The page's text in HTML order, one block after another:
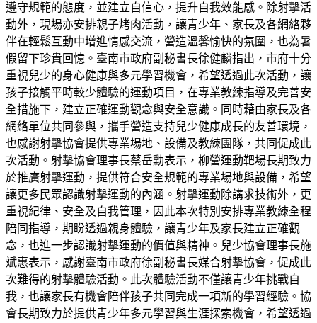
遵守規範的態度，並建立自信心，提升自我效能感。除射擊活
動外，現場亦安排親子烤肉活動，讓青少年、家長及各網絡夥
伴在輕鬆互動中增進情感交流，營造溫馨愉快的氛圍，也為暑
假留下珍貴回憶。臺南市政府副秘書長徐健麟指出，市府十分
重視兒少的身心健康與多元學習機會，希望透過此次活動，讓
孩子接觸平時較少體驗的運動項目，在專業教練指導及完善安
全措施下，建立正確運動觀念與安全意識。同時藉由家長及各
網絡單位共同參與，攜手營造支持兒少健康成長的友善環境，
也感謝射擊協會提供專業場地、設備及教練團隊，共同促成此
次活動。射擊協會理事長蔡岳勳表示，柳營運動靶場長期致力
於推廣射擊運動，提供符合安全規範的專業場地與設備，希望
讓更多民眾認識射擊運動的內涵。射擊運動除講求技術外，更
重視紀律、安全及自我管理，因此本次特別安排專業教練全程
陪同指導，期盼透過親身體驗，讓青少年及家長建立正確觀
念，也進一步認識射擊運動的價值與精神。兒少協會理事長施
斌惠表示，感謝臺南市政府徐副秘書長媒合射擊協會，促成此
次難得的射擊體驗活動。此次體驗活動不僅讓青少年挑戰自
我，也讓家長有機會陪伴孩子共同完成一項新的學習經驗。協
會長期致力於提供青少年多元學習與生涯探索機會，希望透過